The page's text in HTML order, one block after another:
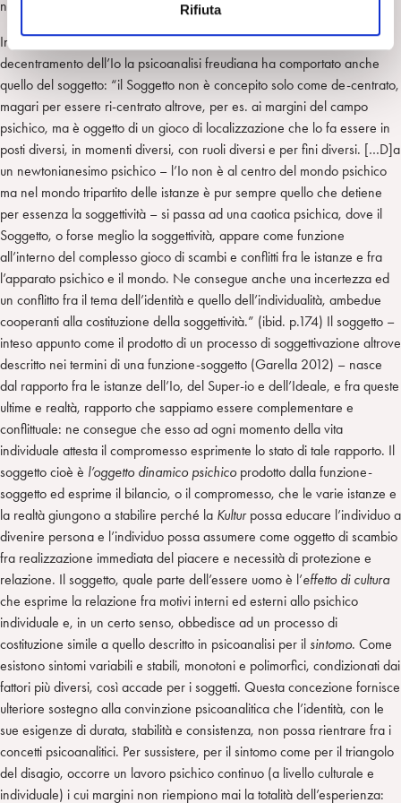
Rifiuta
nella/della civiltà nei rapporti con il soggetto.
In un lavoro precedente (Garella 2005) ho segnalato che accanto al
decentramento dell’Io la psicoanalisi freudiana ha comportato anche
quello del soggetto: “il Soggetto non è concepito solo come de-centrato,
magari per essere ri-centrato altrove, per es. ai margini del campo
psichico, ma è oggetto di un gioco di localizzazione che lo fa essere in
posti diversi, in momenti diversi, con ruoli diversi e per fini diversi. […D]a
un newtonianesimo psichico – l’Io non è al centro del mondo psichico
ma nel mondo tripartito delle istanze è pur sempre quello che detiene
per essenza la soggettività – si passa ad una caotica psichica, dove il
Soggetto, o forse meglio la soggettività, appare come funzione
all’interno del complesso gioco di scambi e conflitti fra le istanze e fra
l’apparato psichico e il mondo. Ne consegue anche una incertezza ed
un conflitto fra il tema dell’identità e quello dell’individualità, ambedue
cooperanti alla costituzione della soggettività.” (ibid. p.174) Il soggetto –
inteso appunto come il prodotto di un processo di soggettivazione altrove
descritto nei termini di una funzione-soggetto (Garella 2012) – nasce
dal rapporto fra le istanze dell’Io, del Super-io e dell’Ideale, e fra queste
ultime e realtà, rapporto che sappiamo essere complementare e
conflittuale: ne consegue che esso ad ogni momento della vita
individuale attesta il compromesso esprimente lo stato di tale rapporto. Il
soggetto cioè è l’oggetto dinamico psichicoprodotto dalla funzione-
soggetto ed esprime il bilancio, o il compromesso, che le varie istanze e
la realtà giungono a stabilire perché la Kulturpossa educare l’individuo a
divenire persona e l’individuo possa assumere come oggetto di scambio
fra realizzazione immediata del piacere e necessità di protezione e
relazione. Il soggetto, quale parte dell’essere uomo è l’effetto di cultura
che esprime la relazione fra motivi interni ed esterni allo psichico
individuale e, in un certo senso, obbedisce ad un processo di
costituzione simile a quello descritto in psicoanalisi per il sintomo. Come
esistono sintomi variabili e stabili, monotoni e polimorfici, condizionati dai
fattori più diversi, così accade per i soggetti. Questa concezione fornisce
ulteriore sostegno alla convinzione psicoanalitica che l’identità, con le
sue esigenze di durata, stabilità e consistenza, non possa rientrare fra i
concetti psicoanalitici. Per sussistere, per il sintomo come per il triangolo
del disagio, occorre un lavoro psichico continuo (a livello culturale e
individuale) i cui margini non riempiono mai la totalità dell’esperienza: